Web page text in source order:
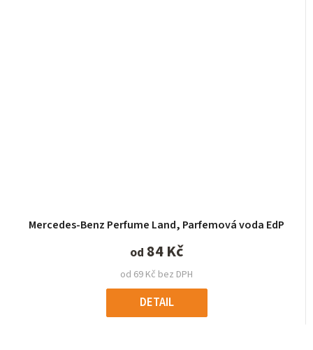
Mercedes-Benz Perfume Land, Parfemová voda EdP
od 69 Kč bez DPH
od 84 Kč
DETAIL